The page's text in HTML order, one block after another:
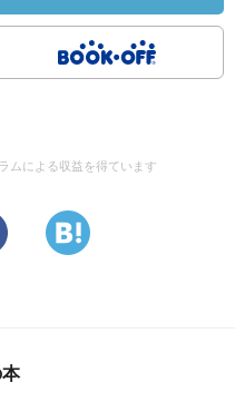
ムによる収益を得ています